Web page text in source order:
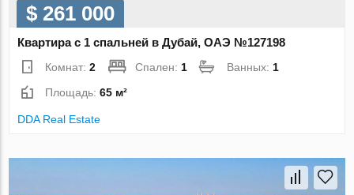
$ 261 000
Квартира с 1 спальней в Дубай, ОАЭ №127198
Комнат:2 Спален: 1 Ванных: 1
Площадь:65 м²
DDA Real Estate